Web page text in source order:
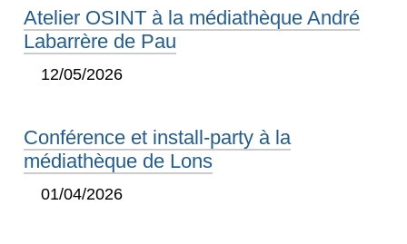
Atelier OSINT à la médiathèque André
Labarrère de Pau
12/05/2026
Conférence et install-party à la
médiathèque de Lons
01/04/2026